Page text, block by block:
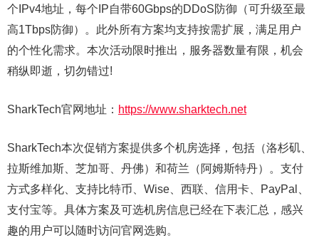
个IPv4地址，每个IP自带60Gbps的DDoS防御（可升级至最
高1Tbps防御）。此外所有方案均支持按需扩展，满足用户
的个性化需求。本次活动限时推出，服务器数量有限，机会
稍纵即逝，切勿错过!
SharkTech官网地址： https://www.sharktech.net
SharkTech本次促销方案提供多个机房选择，包括（洛杉矶、
拉斯维加斯、芝加哥、丹佛）和荷兰（阿姆斯特丹）。支付
方式多样化、支持比特币、Wise、西联、信用卡、PayPal、
支付宝等。具体方案及可选机房信息已经在下表汇总，感兴
趣的用户可以随时访问官网选购。